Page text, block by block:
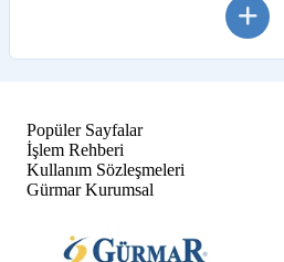
Popüler Sayfalar
İşlem Rehberi
Kullanım Sözleşmeleri
Gürmar Kurumsal